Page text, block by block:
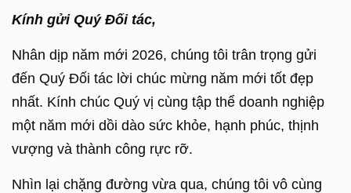
Kính gửi Quý Đối tác,
Nhân dịp năm mới 2026, chúng tôi trân trọng gửi
đến Quý Đối tác lời chúc mừng năm mới tốt đẹp
nhất. Kính chúc Quý vị cùng tập thể doanh nghiệp
một năm mới dồi dào sức khỏe, hạnh phúc, thịnh
vượng và thành công rực rỡ.
Nhìn lại chặng đường vừa qua, chúng tôi vô cùng